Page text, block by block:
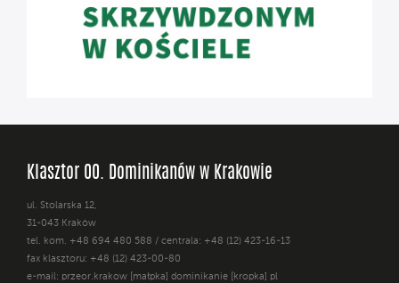
Klasztor OO. Dominikanów w Krakowie
ul. Stolarska 12,
31-043 Kraków
tel. kom. +48 694 480 588 / centrala: +48 (12) 423-16-13
fax klasztoru: +48 (12) 423-00-80
e-mail: przeor.krakow [małpka] dominikanie [kropka] pl